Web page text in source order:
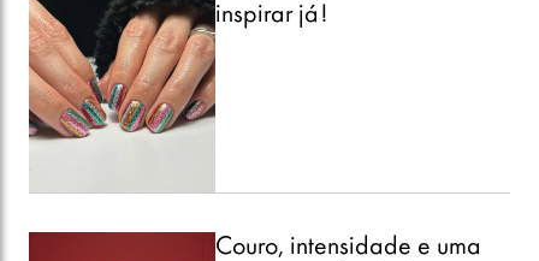
inspirar já!
Couro, intensidade e uma